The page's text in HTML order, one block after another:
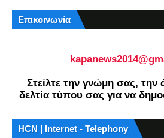
Επικοινωνία
Στείλτε την γνώμη σας,
δελτία τύπου σας για να
HCN | Internet - Telephony